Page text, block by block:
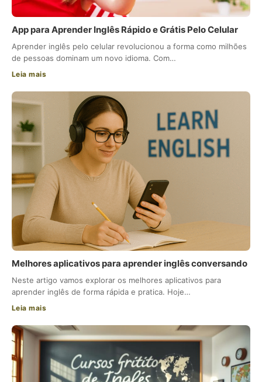
App para Aprender Inglês Rápido e Grátis Pelo Celular
Aprender inglês pelo celular revolucionou a forma como milhões
de pessoas dominam um novo idioma. Com…
Leia mais
Melhores aplicativos para aprender inglês conversando
Neste artigo vamos explorar os melhores aplicativos para
aprender inglês de forma rápida e pratica. Hoje…
Leia mais